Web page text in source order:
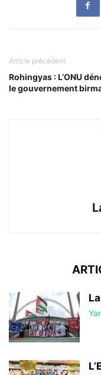
Article précédent
Rohingyas : L’ONU
le gouvernement